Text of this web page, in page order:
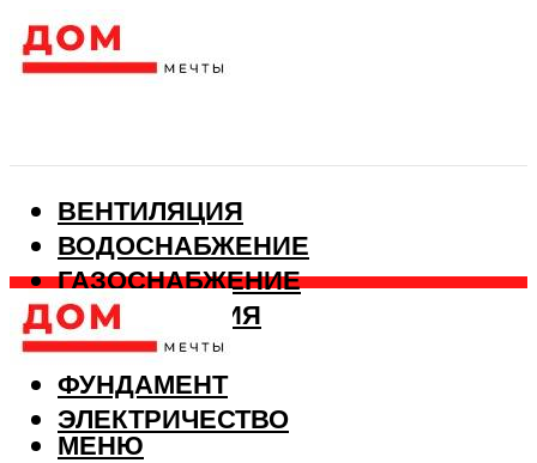
ВЕНТИЛЯЦИЯ
ВОДОСНАБЖЕНИЕ
ГАЗОСНАБЖЕНИЕ
КАНАЛИЗАЦИЯ
ОТОПЛЕНИЕ
ФУНДАМЕНТ
ЭЛЕКТРИЧЕСТВО
МЕНЮ